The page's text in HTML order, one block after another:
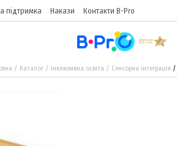
підтримка Накази Контакти B-Pro
Каталог Інклюзивна освіта Сенсорна інтеграція